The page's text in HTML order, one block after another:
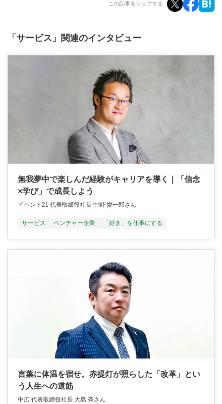
この記事をシェアする
「サービス」関連のインタビュー
無我夢中で楽しんだ経験がキャリアを導く｜「信念
×学び」で成長しよう
イベント21 代表取締役社長 中野 愛一郎さん
サービス ベンチャー企業 「好き」を仕事にする
言葉に体温を宿せ。赤提灯が照らした「改革」とい
う人生への道筋
中広 代表取締役社長 大島 斉さん